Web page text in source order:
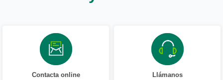
Contacta online Llámanos